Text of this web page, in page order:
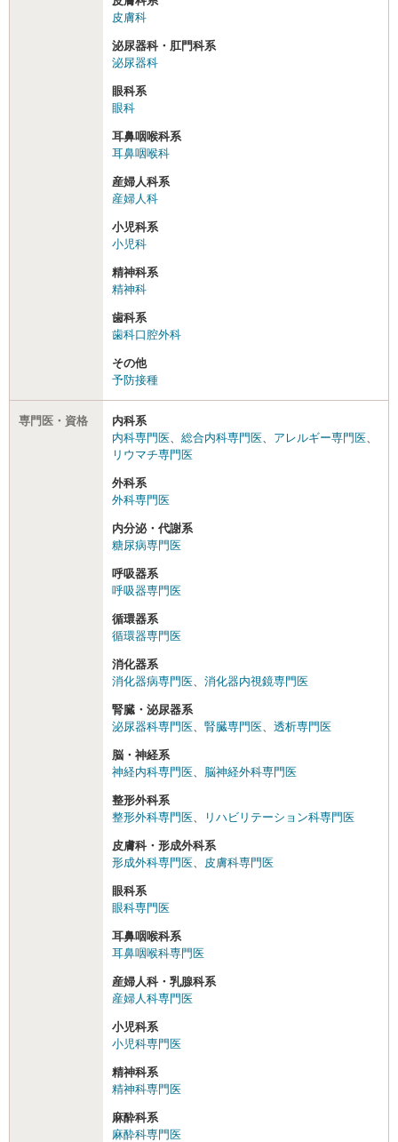
皮膚科
泌尿器科・肛門科系
泌尿器科
眼科系
眼科
耳鼻咽喉科系
耳鼻咽喉科
産婦人科系
産婦人科
小児科系
小児科
精神科系
精神科
歯科系
歯科口腔外科
その他
予防接種
専門医・資格
内科系
内科専門医
総合内科専門医 アレルギー専門医
リウマチ専門医
外科系
外科専門医
内分泌・代謝系
糖尿病専門医
呼吸器系
呼吸器専門医
循環器系
循環器専門医
消化器系
消化器病専門医
消化器内視鏡専門医
腎臓・泌尿器系
泌尿器科専門医
腎臓専門医 透析専門医
脳・神経系
神経内科専門医
脳神経外科専門医
整形外科系
整形外科専門医
リハビリテーション科専門医
皮膚科・形成外科系
形成外科専門医
皮膚科専門医
眼科系
眼科専門医
耳鼻咽喉科系
耳鼻咽喉科専門医
産婦人科・乳腺科系
産婦人科専門医
小児科系
小児科専門医
精神科系
精神科専門医
麻酔科系
麻酔科専門医